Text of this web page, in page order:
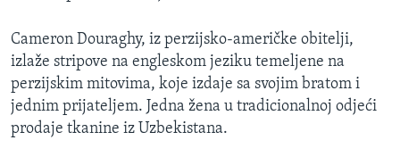
Jezici
Cameron Douraghy, iz perzijsko-američke obitelji,
izlaže stripove na engleskom jeziku temeljene na
perzijskim mitovima, koje izdaje sa svojim bratom i
jednim prijateljem. Jedna žena u tradicionalnoj odjeći
prodaje tkanine iz Uzbekistana.